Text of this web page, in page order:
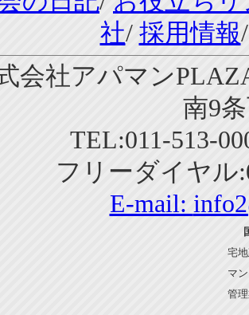
社/ 採用情報
会社アパマン
南9
TEL:011-513-
フリーダイヤル
E-mail:
宅
マ
管